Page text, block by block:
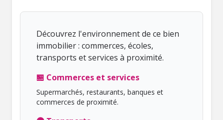
Découvrez l'environnement de ce bien
immobilier : commerces, écoles,
transports et services à proximité.
🏪 Commerces et services
Supermarchés, restaurants, banques et
commerces de proximité.